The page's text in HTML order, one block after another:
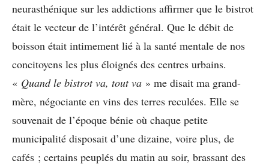
neurasthénique sur les addictions affirmer que le bistrot
était le vecteur de l’intérêt général. Que le débit de
boisson était intimement lié à la santé mentale de nos
concitoyens les plus éloignés des centres urbains.
« Quand le bistrot va, tout va » me disait ma grand-
mère, négociante en vins des terres reculées. Elle se
souvenait de l’époque bénie où chaque petite
municipalité disposait d’une dizaine, voire plus, de
cafés ; certains peuplés du matin au soir, brassant des